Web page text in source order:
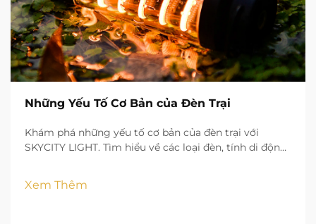
Những Yếu Tố Cơ Bản của Đèn Trại
Khám phá những yếu tố cơ bản của đèn trại với
SKYCITY LIGHT. Tìm hiểu về các loại đèn, tính di động,
Xem Thêm